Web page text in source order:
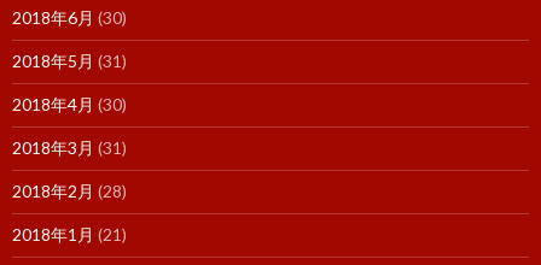
2018年6月 (30)
2018年5月 (31)
2018年4月 (30)
2018年3月 (31)
2018年2月 (28)
2018年1月 (21)